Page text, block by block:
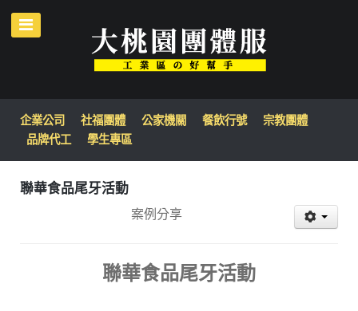
企業公司 社福團體 公家機關 餐飲行號
宗教團體
品牌代工
學生專區
聯華食品尾牙活動
案例分享
聯華食品尾牙活動